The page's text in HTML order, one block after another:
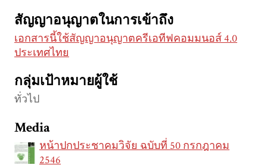
สัญญาอนุญาตในการเข้าถึง
เอกสารนี้ใช้สัญญาอนุญาตครีเอทีฟคอมมนอส์ 4.0
ประเทศไทย
กลุ่มเป้าหมายผู้ใช้
ทั่วไป
Media
หน้าปกประชาคมวิจัย ฉบับที่ 50 กรกฎาคม
2546